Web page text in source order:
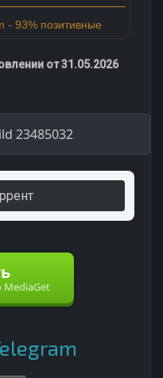
- 93% позитивные
от 31.05.2026
23485032